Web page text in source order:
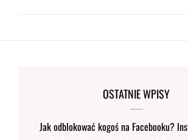
OSTATNIE WPISY
Jak odblokować kogoś na Facebooku?